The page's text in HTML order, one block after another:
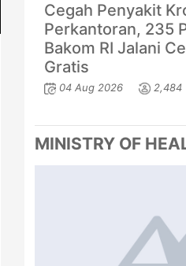
Cegah Penyakit
Perkantoran, 235
Bakom RI Jalani
Gratis
04 Aug 2026 2,484
MINISTRY OF